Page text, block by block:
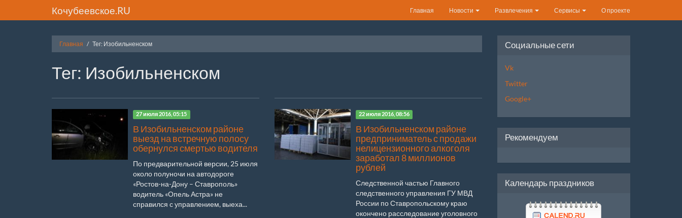
Кочубеевское.RU Главная Новости Развлечения Сервисы О проекте
Главная Тег: Изобильненском
Тег: Изобильненском
27 июля 2016, 05:15
В Изобильненском районе
выезд на встречную полосу
обернулся смертью водителя
По предварительной версии, 25 июля
около полуночи на автодороге
«Ростов-на-Дону – Ставрополь»
водитель «Опель Астра» не
справился с управлением, выеха...
22 июля 2016, 08:56
В Изобильненском районе
предприниматель с продажи
нелицензионного алкоголя
заработал 8 миллионов
рублей
Следственной частью Главного
следственного управления ГУ МВД
России по Ставропольскому краю
окончено расследование уголовного
Социальные сети
Vk
Twitter
Google+
Рекомендуем
Календарь праздников